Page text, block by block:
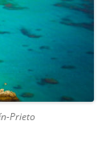
Prieto